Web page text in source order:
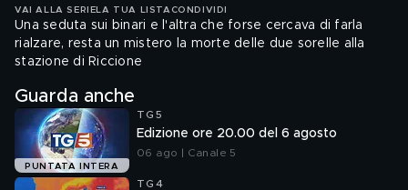
VAI ALLA SERIE LA TUA LISTA CONDIVIDI
Una seduta sui binari e l'altra che forse cercava di farla
rialzare, resta un mistero la morte delle due sorelle alla
stazione di Riccione
Guarda anche
PUNTATA INTERA
TG5
Edizione ore 20.00 del 6 agosto
06 ago | Canale 5
TG4